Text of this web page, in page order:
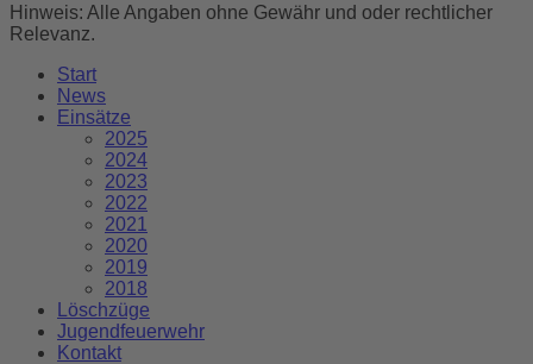
Hinweis: Alle Angaben ohne Gewähr und oder rechtlicher
Relevanz.
Start
News
Einsätze
2025
2024
2023
2022
2021
2020
2019
2018
Löschzüge
Jugendfeuerwehr
Kontakt